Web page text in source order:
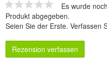
Es wurde
Produkt abgegeben.
Seien Sie der Erste. Verfassen
Rezension verfassen